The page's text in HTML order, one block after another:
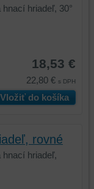
hriadeľ, 30°
18,53 €
22,80 € s DPH
Vložiť do košíka
rovné
hnací hriadeľ,